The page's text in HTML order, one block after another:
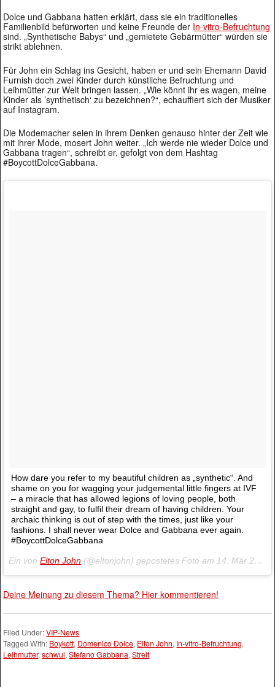
Dolce und Gabbana hatten erklärt, dass sie ein traditionelles
Familienbild befürworten und keine Freunde der In-vitro-Befruchtung
sind. „Synthetische Babys“ und „gemietete Gebärmütter“ würden sie
strikt ablehnen.
Für John ein Schlag ins Gesicht, haben er und sein Ehemann David
Furnish doch zwei Kinder durch künstliche Befruchtung und
Leihmütter zur Welt bringen lassen. „Wie könnt ihr es wagen, meine
Kinder als ’synthetisch‘ zu bezeichnen?“, echauffiert sich der Musiker
auf Instagram.
Die Modemacher seien in ihrem Denken genauso hinter der Zeit wie
mit ihrer Mode, mosert John weiter. „Ich werde nie wieder Dolce und
Gabbana tragen“, schreibt er, gefolgt von dem Hashtag
#BoycottDolceGabbana.
How dare you refer to my beautiful children as „synthetic“. And
shame on you for wagging your judgemental little fingers at IVF
– a miracle that has allowed legions of loving people, both
straight and gay, to fulfil their dream of having children. Your
archaic thinking is out of step with the times, just like your
fashions. I shall never wear Dolce and Gabbana ever again.
#BoycottDolceGabbana
Ein vonElton John (@eltonjohn) gepostetes Foto am14. Mär 2015 um 22:29 Uhr
Deine Meinung zu diesem Thema? Hier kommentieren!
Filed Under:VIP-News
Tagged With: Boykott, Domenico Dolce, Elton John, In-vitro-Befruchtung,
Leihmutter,schwul,Stefano Gabbana,Streit